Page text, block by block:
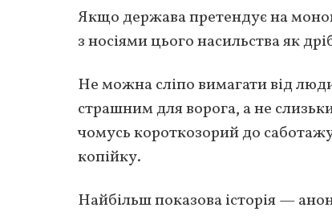
Якщо держава претендує на
з носіями цього насильства як
Не можна сліпо вимагати від
страшним для ворога, а не
чомусь короткозорий до
копійку.
Найбільш показова історія —